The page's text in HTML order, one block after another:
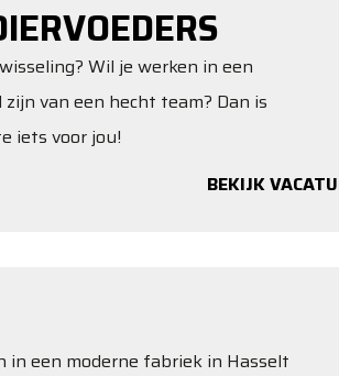
Wil je werken in een
van een hecht team? Dan is
iets voor jou!
BEKIJK
in een moderne fabriek in Hasselt